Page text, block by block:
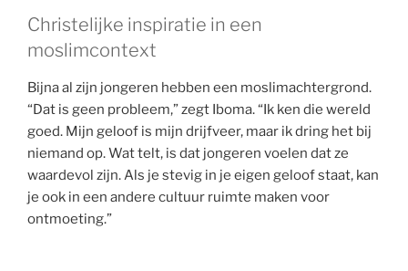
Christelijke inspiratie in een
moslimcontext
Bijna al zijn jongeren hebben een moslimachtergrond.
“Dat is geen probleem,” zegt Iboma. “Ik ken die wereld
goed. Mijn geloof is mijn drijfveer, maar ik dring het bij
niemand op. Wat telt, is dat jongeren voelen dat ze
waardevol zijn. Als je stevig in je eigen geloof staat, kan
je ook in een andere cultuur ruimte maken voor
ontmoeting.”